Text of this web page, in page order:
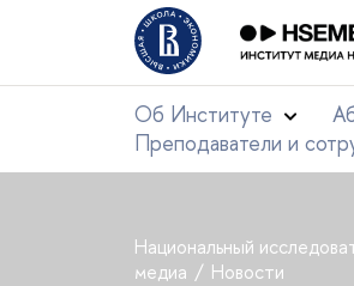
Об Институте
Преподаватели и
Национальный
медиа
Новости